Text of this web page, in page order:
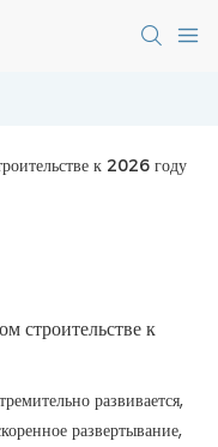
к 2026 году
строительстве к
развивается,
развертывание,